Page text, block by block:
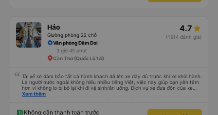
Hảo
Giường phòng 22 chỗ
4.7
(1514 đánh giá)
Văn phòng Đầm Dơi
3 giờ 45 phút
Cần Thơ (Quốc Lộ 1A)
Tài xế sẽ đảm bảo tất cả hành khách đã lên xe đầy đủ trước khi xe khởi hành.
Là người nước ngoài không hiểu nhiều tiếng Việt, việc này giúp bạn yên tâm
hơn vì không lo bị bỏ lại khi đi vệ sinh/ăn uống. Dịch vụ xe đưa đón của xe
buýt Hảo cũng là một điểm cộng, đưa bạn từ bến xe đến chỗ ở MIỄN PHÍ!
Xem thêm
Không cần thanh toán trước